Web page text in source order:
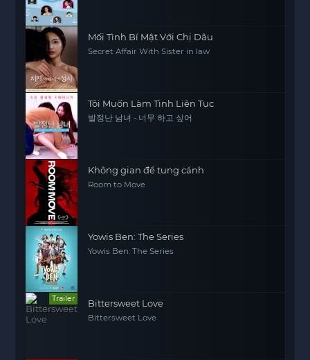
Mối Tình Bí Mật Với Chị Dâu
Secret Affair With Sister in law
Tôi Muốn Làm Tình Liên Tục
발정난 남녀 - 너무 하고 싶어
Không gian để tung cánh
Room to Move
Yowis Ben: The Series
Yowis Ben: The Series
Trailer Bittersweet Love
Bittersweet Love